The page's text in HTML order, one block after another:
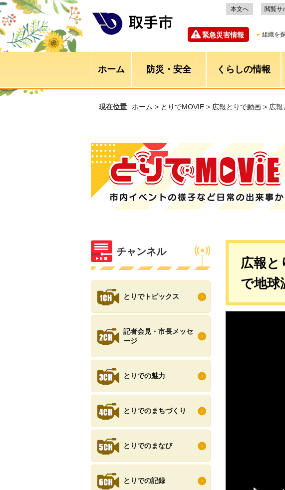
本文へ 閲覧サ
緊急災害情報 組織を
ホーム 防災・安全 くらしの情報
現在位置 ホーム > とりでMOVIE > 広報とりで動画 > 広報
とりでMOVIE 市内イベントの様子など日常の出来事から、
広報と
で地球
チャンネル
とりでトピックス
記者会見・市長メッセ
ージ
とりでの魅力
とりでのまちづくり
とりでのまなび
とりでの記録